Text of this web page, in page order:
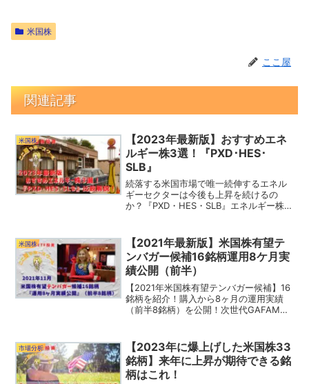
米国株
ここ屋
関連記事
米国株
【2023年最新版】おすすめエネ
ルギー株3選！『PXD･HES･
SLB』
続落する米国市場で唯一続伸するエネル
ギーセクターは今後も上昇を続けるの
か？『PXD・HES・SLB』エネルギー株に
銘柄を決めろ！
米国株
【2021年最新版】米国株有望テ
ンバガー候補16銘柄運用8ケ月実
績公開（前半）
【2021年米国株有望テンバガー候補】16
銘柄を紹介！購入から8ヶ月の運用実績
（前半8銘柄）を公開！次世代GAFAMを
はどれ？この中にテンバガー候補が隠さ
れているかも？！
市場分析
【2023年に爆上げした米国株33
銘柄】来年に上昇が期待できる銘
柄はこれ！